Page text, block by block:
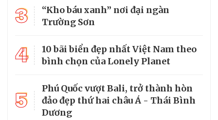
3
“Kho báu xanh” nơi đại ngàn
Trường Sơn
4
10 bãi biển đẹp nhất Việt Nam theo
bình chọn của Lonely Planet
5
Phú Quốc vượt Bali, trở thành hòn
đảo đẹp thứ hai châu Á - Thái Bình
Dương